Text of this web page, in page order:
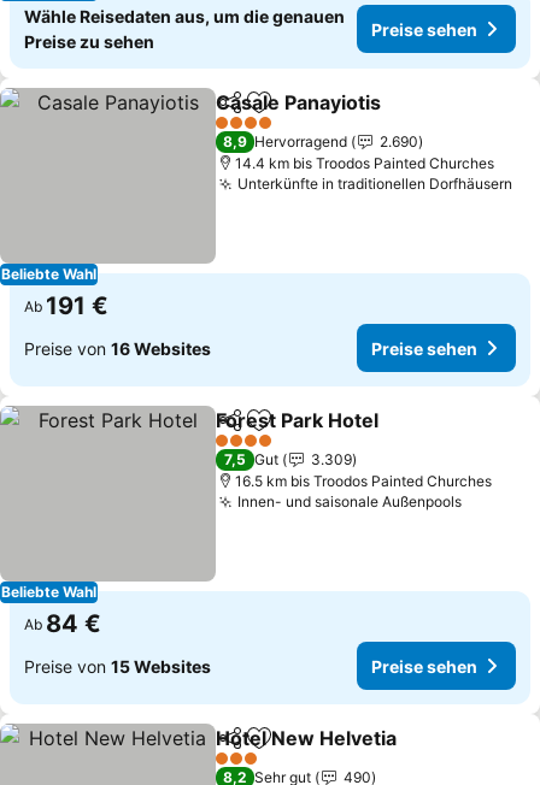
Wähle Reisedaten aus, um die genauen
Preise zu sehen
Preise sehen
Beliebte Wahl
TeilenZu Favoriten hinzufügen
Casale Panayiotis
4 Sterne
8,9 Hervorragend
2.690
14.4 km bis Troodos Painted Churches
Unterkünfte in traditionellen Dorfhäusern
Ab 191 €
Preise von 16 Websites Preise sehen
Beliebte Wahl
TeilenZu Favoriten hinzufügen
Forest Park Hotel
4 Sterne
7,5 Gut
3.309
16.5 km bis Troodos Painted Churches
Innen- und saisonale AußenpoolsPreise
Ab 84 €
Preise von 15 Websites Preise sehen
TeilenZu Favoriten hinzufügen
Hotel New Helvetia
3 Sterne
8,2 Sehr gut 490